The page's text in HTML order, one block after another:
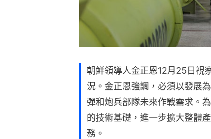
朝鮮領導人金正恩12月25日視
況。金正恩強調，必須以發展
彈和炮兵部隊未來作戰需求。
的技術基礎，進一步擴大整體
務。